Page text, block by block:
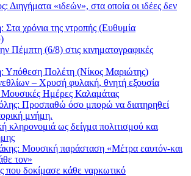
Διηγήματα «ιδεών», στα οποία οι ιδέες δεν
Στα χρόνια της ντροπής (Ευθυμία
Πέμπτη (6/8) στις κινηματογραφικές
Υπόθεση Πολέτη (Νίκος Μαριώτης)
– Χρυσή φυλακή, θνητή εξουσία
Μουσικές Ημέρες Καλαμάτας
Προσπαθώ όσο μπορώ να διατηρηθεί
μνήμη.
κληρονομιά ως δείγμα πολιτισμού και
Μουσική παράσταση «Μέτρα εαυτόν-και
τον»
που δοκίμασε κάθε ναρκωτικό